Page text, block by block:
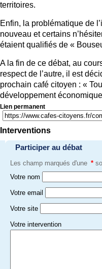
territoires.
Enfin, la problématique de
nouveau et certains
étaient qualifiés de «
A la fin de ce débat, au
respect de l’autre, il est
prochain café citoyen : «
développement
Lien permanent
Interventions
Participer au débat
Les champ marqués d'une *
Votre nom
Votre email
Votre site
Votre intervention